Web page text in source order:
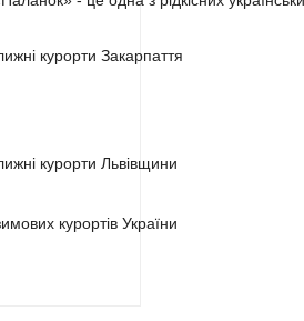
курорти Закарпаття
курорти Львівщини
курортів України